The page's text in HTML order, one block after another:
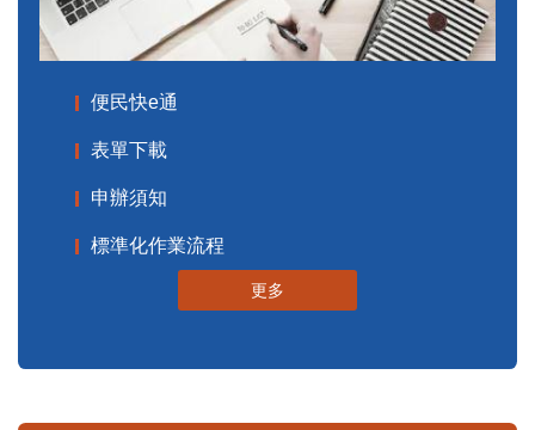
便民快e通
表單下載
申辦須知
標準化作業流程
更多